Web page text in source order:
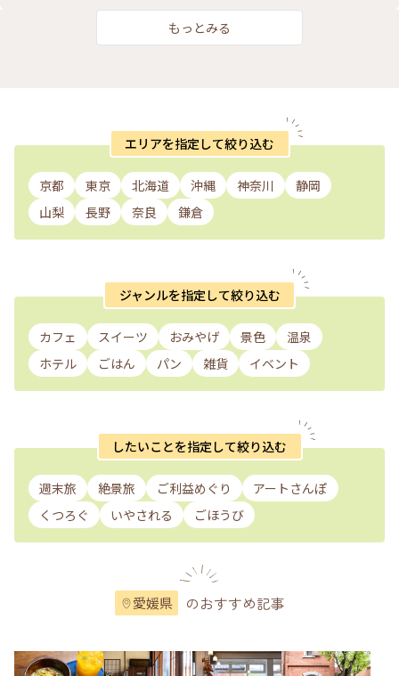
側に座ってずっと眺めていたいです✨ #私のことりっぷ旅 #レ
トロな街 #わたしの旅行記 #臥龍山荘 #臥龍院 #ミシュラン・
グリーンガイド・ジャポン #国指定重要文化財 #河内寅次郎 #
もっとみる
エリアを指定して絞り込む
京都 東京 北海道 沖縄 神奈川
静岡
山梨
長野 奈良 鎌倉
ジャンルを指定して絞り込む
カフェ スイーツ おみやげ 景色
温泉
ホテル
ごはん パン 雑貨 イベント
したいことを指定して絞り込む
週末旅 絶景旅 ご利益めぐり
アートさんぽ
くつろぐ
いやされる ごほうび
愛媛県 のおすすめ記事